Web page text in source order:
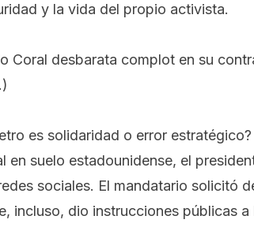
y la vida del propio activista.
Coral desbarata complot en su
)
es solidaridad o error estratégico?
en suelo estadounidense, el
sociales. El mandatario solicitó
incluso, dio instrucciones públicas